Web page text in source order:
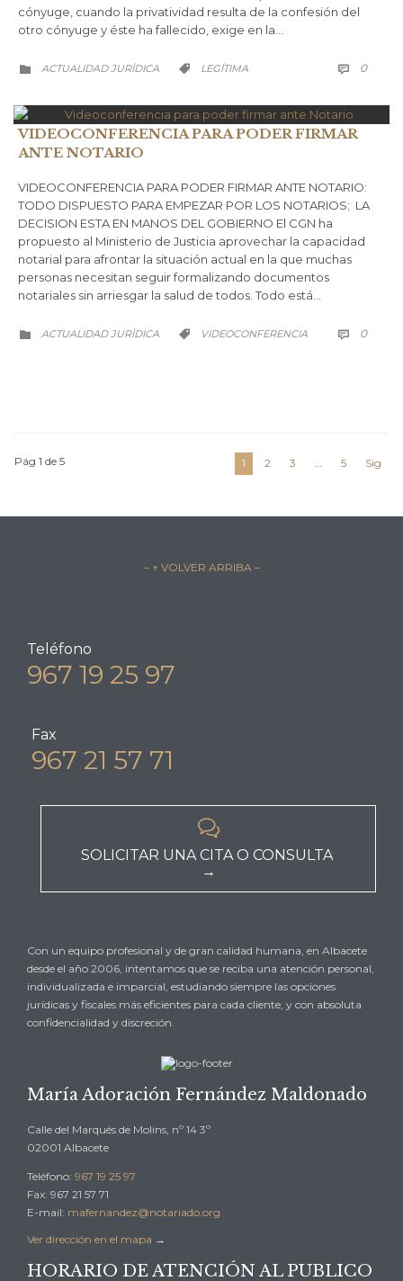
cónyuge, cuando la privatividad resulta de la confesión del
otro cónyuge y éste ha fallecido, exige en la…
 CATEGORÍA
ACTUALIDAD JURÍDICA  CATEGORÍA
LEGÍTIMA  0
VIDEOCONFERENCIA PARA PODER FIRMAR
ANTE NOTARIO
VIDEOCONFERENCIA PARA PODER FIRMAR ANTE NOTARIO:
TODO DISPUESTO PARA EMPEZAR POR LOS NOTARIOS; LA
DECISION ESTA EN MANOS DEL GOBIERNO El CGN ha
propuesto al Ministerio de Justicia aprovechar la capacidad
notarial para afrontar la situación actual en la que muchas
personas necesitan seguir formalizando documentos
notariales sin arriesgar la salud de todos. Todo está…
 CATEGORÍA
ACTUALIDAD JURÍDICA  CATEGORÍA
VIDEOCONFERENCIA  0
Pág 1 de 5 1 2 3 … 5 Sig
– ↑ VOLVER ARRIBA –
Teléfono
967 19 25 97
Fax
967 21 57 71

SOLICITAR UNA CITA O CONSULTA
→
Con un equipo profesional y de gran calidad humana, en Albacete
desde el año 2006, intentamos que se reciba una atención personal,
individualizada e imparcial, estudiando siempre las opciones
jurídicas y fiscales más eficientes para cada cliente, y con absoluta
confidencialidad y discreción.
María Adoración Fernández Maldonado
Calle del Marqués de Molins, nº 14 3º
02001 Albacete
Teléfono: 967 19 25 97
Fax: 967 21 57 71
E-mail: mafernandez@notariado.org
Ver dirección en el mapa →
HORARIO DE ATENCIÓN AL PUBLICO